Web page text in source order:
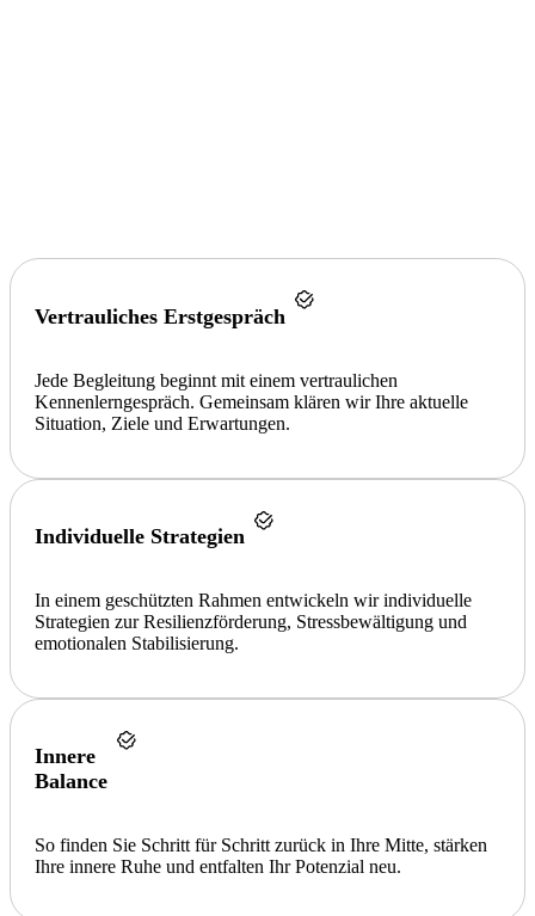
Vertrauliches Erstgespräch
Jede Begleitung beginnt mit einem vertraulichen
Kennenlerngespräch. Gemeinsam klären wir Ihre aktuelle
Situation, Ziele und Erwartungen.
Individuelle Strategien
In einem geschützten Rahmen entwickeln wir individuelle
Strategien zur Resilienzförderung, Stressbewältigung und
emotionalen Stabilisierung.
Innere
Balance
So finden Sie Schritt für Schritt zurück in Ihre Mitte, stärken
Ihre innere Ruhe und entfalten Ihr Potenzial neu.